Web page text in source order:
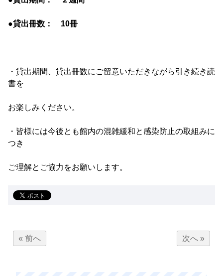
●貸出冊数： 10冊
・貸出期間、貸出冊数にご留意いただきながら引き続き読
書を
お楽しみください。
・皆様には今後とも館内の混雑緩和と感染防止の取組みに
つき
ご理解とご協力をお願いします。
« 前へ 次へ »